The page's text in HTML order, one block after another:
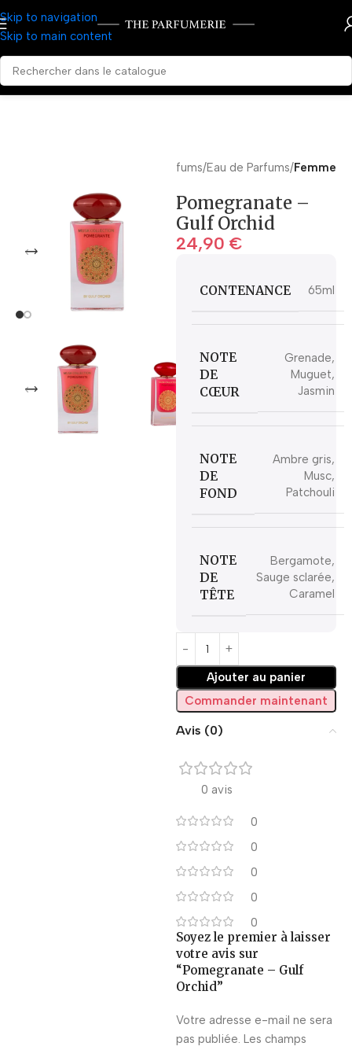
Skip to navigation
Skip to main content
Parfums Eau de Parfums Femme
Pomegranate –
Gulf Orchid
24,90 €
CONTENANCE 65ml
NOTE
DE
CŒUR
Grenade,
Muguet,
Jasmin
NOTE
DE
FOND
Ambre gris,
Musc,
Patchouli
NOTE
DE
TÊTE
Bergamote,
Sauge sclarée,
Caramel
Ajouter au panier
Commander maintenant
Avis (0)
0 avis
0
0
0
0
0
Soyez le premier à laisser
votre avis sur
“Pomegranate – Gulf
Orchid”
Votre adresse e-mail ne sera
pas publiée. Les champs